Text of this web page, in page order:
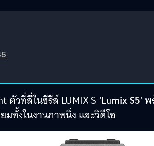
ตัวที่สี่ในซีรีส์ LUMIX S ‘Lumix S5‘
ทั้งในงานภาพนิ่ง และวิดีโอ